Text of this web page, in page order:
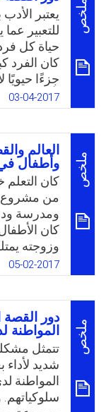
التدريس،
والطرق
الشفاهية،
تجسيد
القصة من
الجدة
ملخص
يعتبر الأدب
للتعبير
حياة كل
كان الفرد
جزءًا حيويًا
بأسلوب
ويَعدّهم
لغويًا
فعّالة في
مهارات
تربوية
الرغبة
اللغة عند
تعليمية
التفاعل
والمهارات
03-04-2017
ملخص
العالم
وأطفال
كان التعلم
من مشروع
ومدرسة
كان
وزوجته
بانخراطات
تعلمًا غنيًا
استخدام
تعلم يقدم
تفكيرها
جعلهم
فاكتسبوا
ومشاركة
المشكلات،
05-02-2017
ملخص
دور
المواطنة
تتمثل
شديد
المواطنة